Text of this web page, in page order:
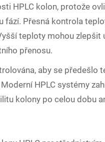
HPLC kolon, protože
fází. Přesná kontrola
teploty mohou
přenosu.
aby se předešlo
HPLC systémy
kolony po celou dobu